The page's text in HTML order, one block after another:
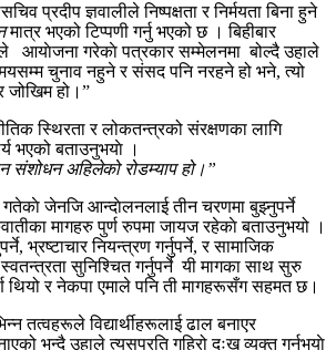
प्रदीप ज्ञवालीले निष्पक्षता र निर्मयता बिना हुने
मात्र भएको टिप्पणी गर्नु भएको छ । बिहीबार
आयाेजना गरेकाे पत्रकार सम्मेलनमा बोल्दै उहाले
चुनाव नहुने र संसद पनि नरहने हो भने, त्यो
जोखिम हो।”
स्थिरता र लोकतन्त्रको संरक्षणका लागि
भएको बताउनुभयाे ।
संशोधन अहिलेको रोडम्याप हो।”
जेनजि आन्दाेलनलाई तीन चरणमा बुझ्नुपर्ने
मागहरु पुर्ण रुपमा जायज रहेकाे बताउनुभयो ।
भ्रष्टाचार नियन्त्रण गर्नुपर्ने, र सामाजिक
सुनिश्चित गर्नुपर्ने यी मागका साथ सुरु
थियो र नेकपा एमाले पनि ती मागहरूसँग सहमत छ।
तत्वहरूले विद्यार्थीहरूलाई ढाल बनाएर
भन्दै उहाले त्यसप्रति गहिरो दुःख व्यक्त गर्नुभयाे